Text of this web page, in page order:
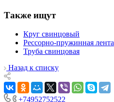
Также ищут
Круг свинцовый
Рессорно-пружинная лента
Труба свинцовая
Назад к списку
+74952752522